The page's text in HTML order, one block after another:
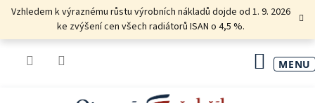
PřejítVzhledem k výraznému růstu výrobních nákladů dojde od 1. 9. 2026
ke zvýšení cen všech radiátorů ISAN o 4,5 %.